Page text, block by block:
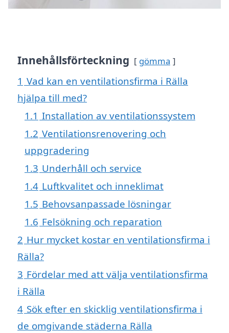
Innehållsförteckning gömma
1 Vad kan en ventilationsfirma i Rälla
hjälpa till med?
1.1 Installation av ventilationssystem
1.2 Ventilationsrenovering och
uppgradering
1.3 Underhåll och service
1.4 Luftkvalitet och inneklimat
1.5 Behovsanpassade lösningar
1.6 Felsökning och reparation
2 Hur mycket kostar en ventilationsfirma i
Rälla?
3 Fördelar med att välja ventilationsfirma
i Rälla
4 Sök efter en skicklig ventilationsfirma i
de omgivande städerna Rälla